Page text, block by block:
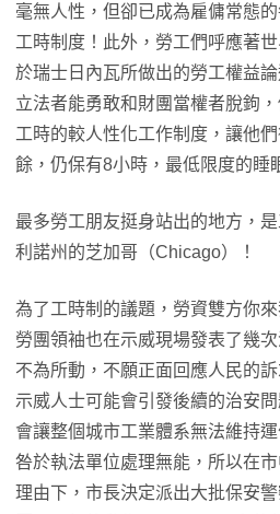
毫無人性，但卻已成為雇傭常態
工時制度！此外，勞工們呼應著
於瑞士日內瓦所做出的勞工權益
立法者能勇敢和財團當權者脫鉤
工時的較人性化工作制度，讓他
餘，仍保有8小時，最低限度的睡
最多勞工朋友挺身站出的地方，
利諾州的芝加哥（Chicago）！
為了工時制的議題，勞資雙方你
勞團領袖也在示威現場發表了幾
不為所動，不願正面回應人民的
示威人士可能會引發後續的治安
會讓整個城市工業體系無法維持
咎於執法單位處理無能，所以在
理由下，市長決定派出大批保安